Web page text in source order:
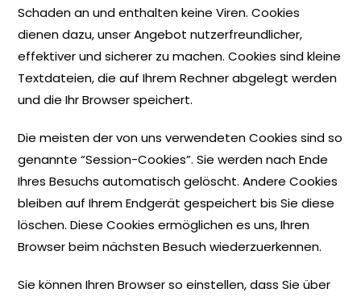
Schaden an und enthalten keine Viren. Cookies
dienen dazu, unser Angebot nutzerfreundlicher,
effektiver und sicherer zu machen. Cookies sind kleine
Textdateien, die auf Ihrem Rechner abgelegt werden
und die Ihr Browser speichert.
Die meisten der von uns verwendeten Cookies sind so
genannte “Session-Cookies”. Sie werden nach Ende
Ihres Besuchs automatisch gelöscht. Andere Cookies
bleiben auf Ihrem Endgerät gespeichert bis Sie diese
löschen. Diese Cookies ermöglichen es uns, Ihren
Browser beim nächsten Besuch wiederzuerkennen.
Sie können Ihren Browser so einstellen, dass Sie über